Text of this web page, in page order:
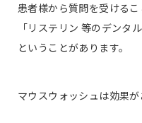
患者様から質問を受けるこ
「リステリン 等のデンタ
ということがあります。
マウスウォッシュは効果